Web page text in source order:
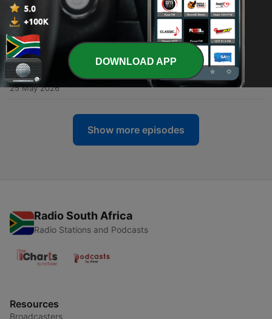
294 - Is een spooroverweg gevaarlijk? “Meld
incidenten meteen aan 1711.”
293 - De miljardenbusiness van microdrama’s: “Een
serie met afleveringen van maximaal twee
minuten.”
25 May 2026
Show more episodes
Radio South Africa
Radio Stations and Podcasts
Resources
Broadcasters
DOWNLOAD APP